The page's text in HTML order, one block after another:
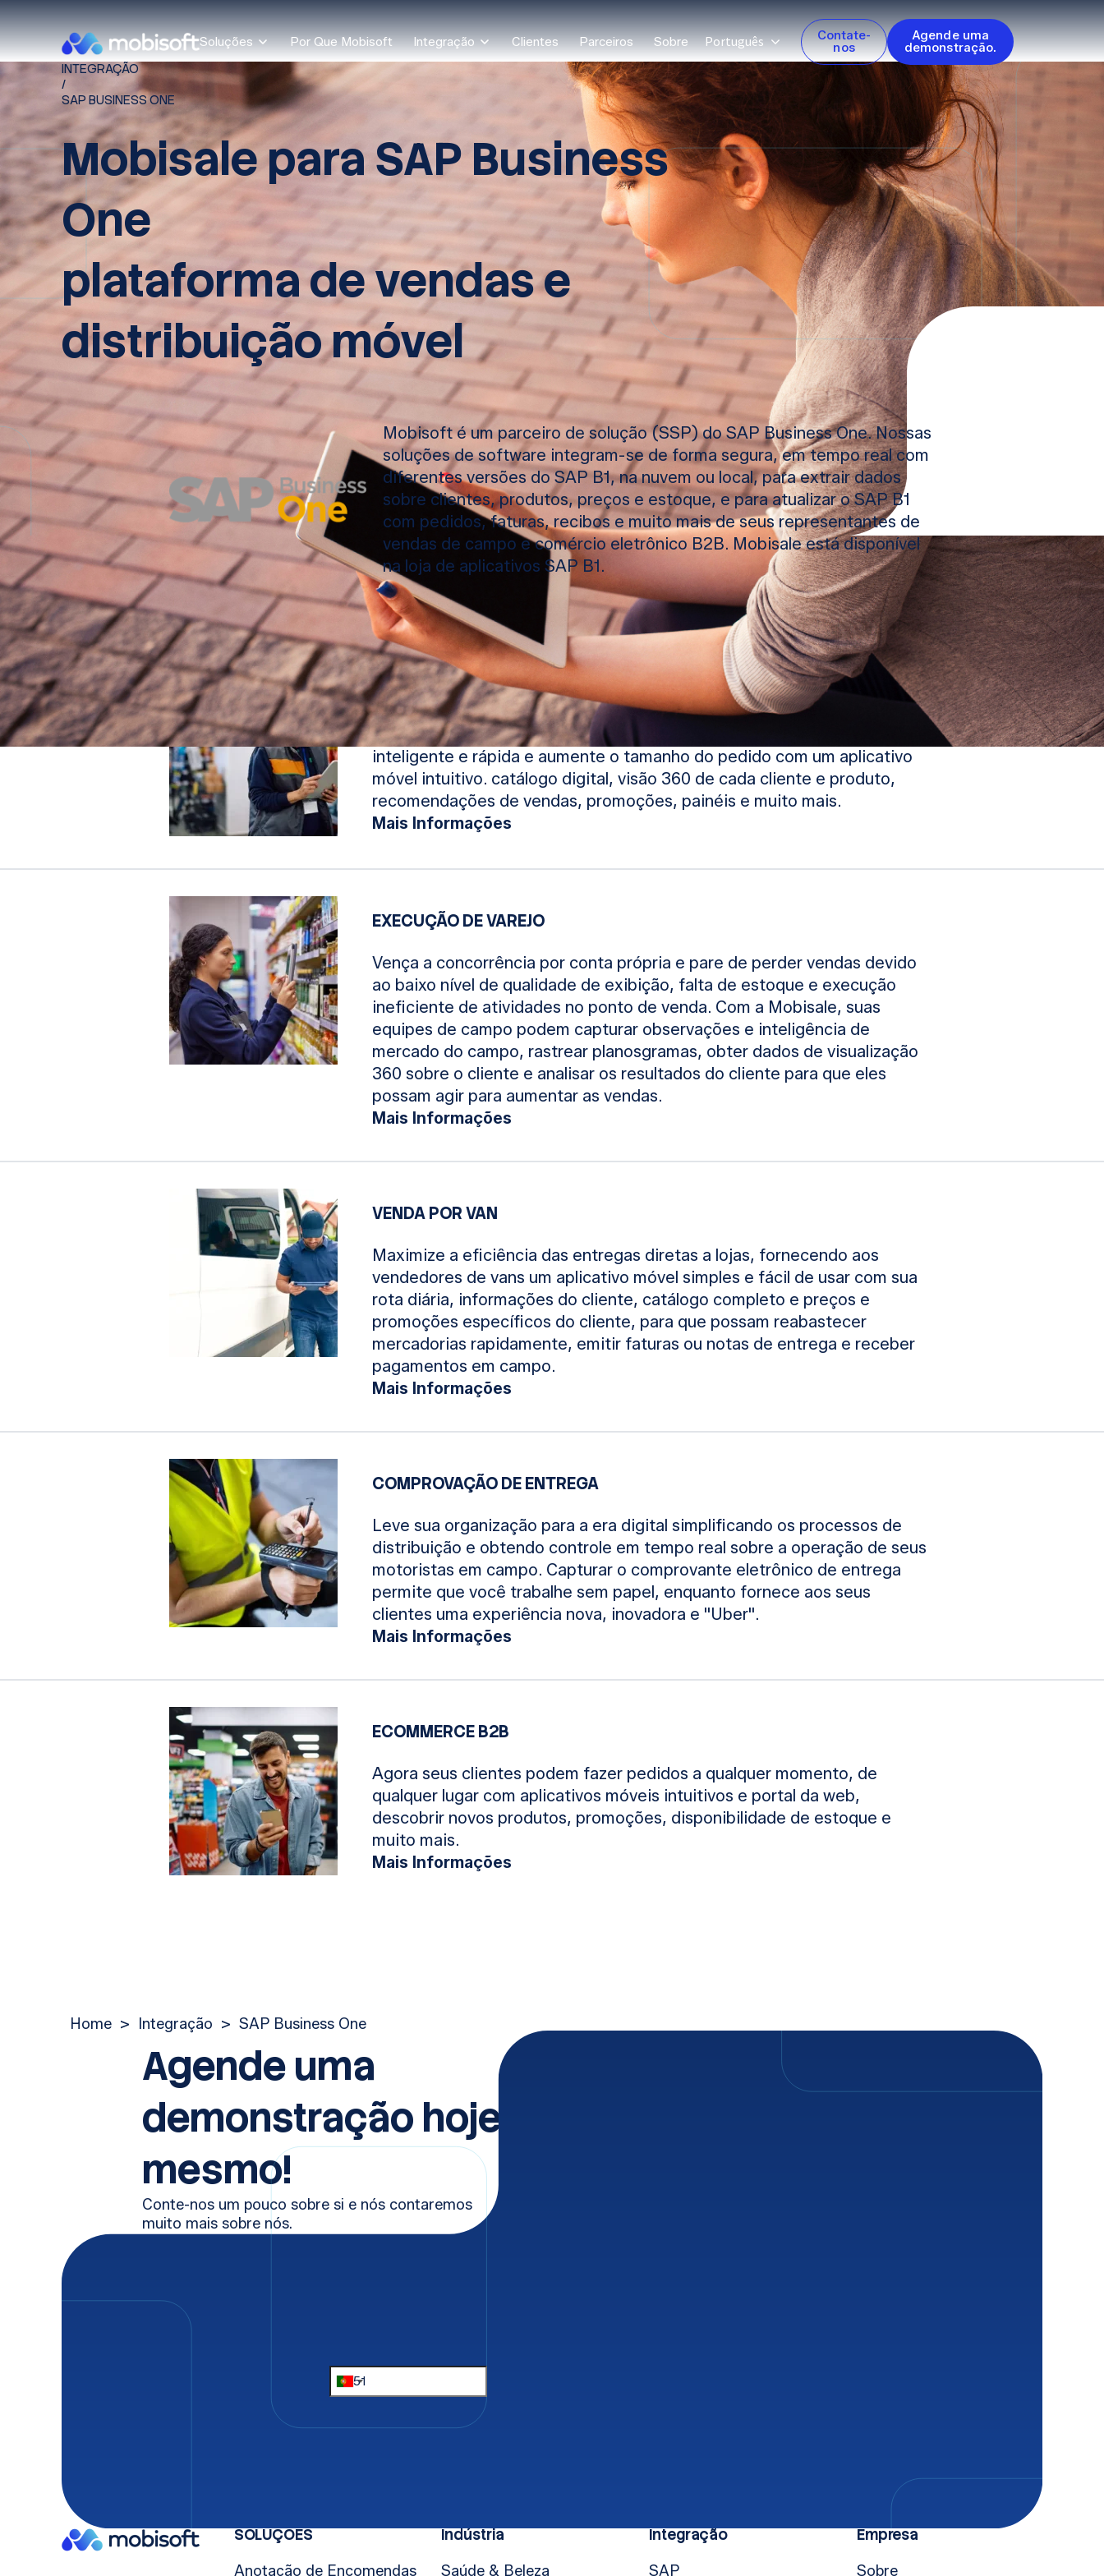
Soluções Por Que Mobisoft Integração Clientes Parceiros Sobre Português
Contate-
nos
Agende uma
demonstração.
INTEGRAÇÃO
/
SAP BUSINESS ONE
Mobisale para SAP Business
One
plataforma de vendas e
distribuição móvel
Mobisoft é um parceiro de solução (SSP) do SAP Business One. Nossas
soluções de software integram-se de forma segura, em tempo real com
diferentes versões do SAP B1, na nuvem ou local, para extrair dados
sobre clientes, produtos, preços e estoque, e para atualizar o SAP B1
com pedidos, faturas, recibos e muito mais de seus representantes de
vendas de campo e comércio eletrônico B2B. Mobisale está disponível
na loja de aplicativos SAP B1.
ENTRADA DE PEDIDOS
Permita que suas equipes de vendas de campo vendam de maneira mais
inteligente e rápida e aumente o tamanho do pedido com um aplicativo
móvel intuitivo. catálogo digital, visão 360 de cada cliente e produto,
recomendações de vendas, promoções, painéis e muito mais.
Mais Informações
EXECUÇÃO DE VAREJO
Vença a concorrência por conta própria e pare de perder vendas devido
ao baixo nível de qualidade de exibição, falta de estoque e execução
ineficiente de atividades no ponto de venda. Com a Mobisale, suas
equipes de campo podem capturar observações e inteligência de
mercado do campo, rastrear planosgramas, obter dados de visualização
360 sobre o cliente e analisar os resultados do cliente para que eles
possam agir para aumentar as vendas.
Mais Informações
VENDA POR VAN
Maximize a eficiência das entregas diretas a lojas, fornecendo aos
vendedores de vans um aplicativo móvel simples e fácil de usar com sua
rota diária, informações do cliente, catálogo completo e preços e
promoções específicos do cliente, para que possam reabastecer
mercadorias rapidamente, emitir faturas ou notas de entrega e receber
pagamentos em campo.
Mais Informações
COMPROVAÇÃO DE ENTREGA
Leve sua organização para a era digital simplificando os processos de
distribuição e obtendo controle em tempo real sobre a operação de seus
motoristas em campo. Capturar o comprovante eletrônico de entrega
permite que você trabalhe sem papel, enquanto fornece aos seus
clientes uma experiência nova, inovadora e "Uber".
Mais Informações
ECOMMERCE B2B
Agora seus clientes podem fazer pedidos a qualquer momento, de
qualquer lugar com aplicativos móveis intuitivos e portal da web,
descobrir novos produtos, promoções, disponibilidade de estoque e
muito mais.
Mais Informações
Home > Integração > SAP Business One
Agende uma
demonstração hoje
mesmo!
Conte-nos um pouco sobre si e nós contaremos
muito mais sobre nós.
SOLUÇÕES
Anotação de Encomendas
Indústria
Saúde & Beleza
Integração
SAP
Empresa
Sobre